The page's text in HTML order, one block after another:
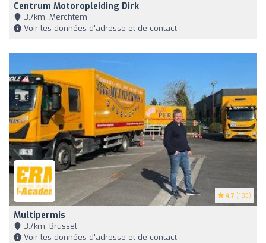
Centrum Motoropleiding Dirk
3,7km, Merchtem
Voir les données d'adresse et de contact
4.7 (183)
Multipermis
3,7km, Brussel
Voir les données d'adresse et de contact